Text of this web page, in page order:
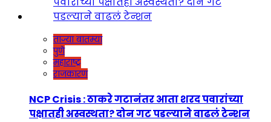
ताज्या बातम्या
पुणे
महाराष्ट्र
राजकारण
NCP Crisis : ठाकरे गटानंतर आता शरद पवारांच्या
पक्षातही अस्वस्थता? दोन गट पडल्याने वाढलं टेन्शन